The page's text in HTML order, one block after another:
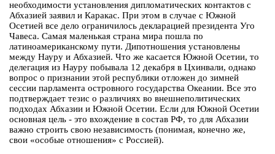
необходимости установления дипломатических контактов с
Абхазией заявил и Каракас. При этом в случае с Южной
Осетией все дело ограничилось декларацией президента Уго
Чавеса. Самая маленькая страна мира пошла по
латиноамериканскому пути. Дипотношения установлены
между Науру и Абхазией. Что же касается Южной Осетии, то
делегация из Науру побывала 12 декабря в Цхинвали, однако
вопрос о признании этой республики отложен до зимней
сессии парламента островного государства Океании. Все это
подтверждает тезис о различиях во внешнеполитических
подходах Абхазии и Южной Осетии. Если для Южной Осетии
основная цель - это вхождение в состав РФ, то для Абхазии
важно строить свою независимость (понимая, конечно же,
свои «особые отношения» с Россией).